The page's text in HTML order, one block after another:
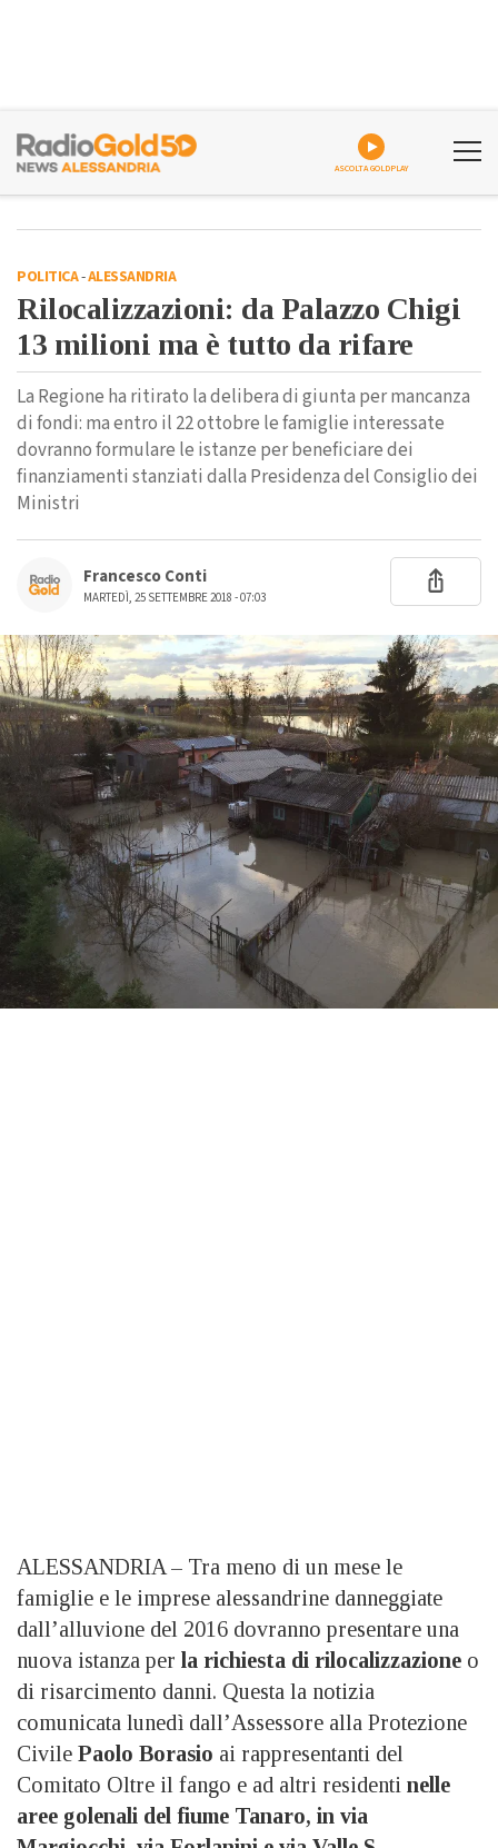
ASCOLTA GOLDPLAY
POLITICA-ALESSANDRIA
Rilocalizzazioni: da Palazzo Chigi
13 milioni ma è tutto da rifare
La Regione ha ritirato la delibera di giunta per mancanza
di fondi: ma entro il 22 ottobre le famiglie interessate
dovranno formulare le istanze per beneficiare dei
finanziamenti stanziati dalla Presidenza del Consiglio dei
Ministri
Francesco Conti
MARTEDÌ, 25 SETTEMBRE 2018 - 07:03
ALESSANDRIA – Tra meno di un mese le
famiglie e le imprese alessandrine danneggiate
dall’alluvione del 2016 dovranno presentare una
nuova istanza per la richiesta di rilocalizzazione o
di risarcimento danni. Questa la notizia
comunicata lunedì dall’Assessore alla Protezione
Civile Paolo Borasio ai rappresentanti del
Comitato Oltre il fango e ad altri residenti nelle
aree golenali del fiume Tanaro, in via